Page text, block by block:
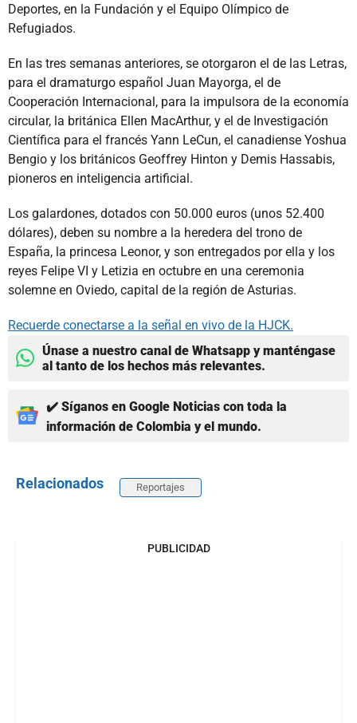
Deportes, en la Fundación y el Equipo Olímpico de
Refugiados.
En las tres semanas anteriores, se otorgaron el de las Letras,
para el dramaturgo español Juan Mayorga, el de
Cooperación Internacional, para la impulsora de la economía
circular, la británica Ellen MacArthur, y el de Investigación
Científica para el francés Yann LeCun, el canadiense Yoshua
Bengio y los británicos Geoffrey Hinton y Demis Hassabis,
pioneros en inteligencia artificial.
Los galardones, dotados con 50.000 euros (unos 52.400
dólares), deben su nombre a la heredera del trono de
España, la princesa Leonor, y son entregados por ella y los
reyes Felipe VI y Letizia en octubre en una ceremonia
solemne en Oviedo, capital de la región de Asturias.
Recuerde conectarse a la señal en vivo de la HJCK.
Únase a nuestro canal de Whatsapp y manténgase
al tanto de los hechos más relevantes.
✔️ Síganos en Google Noticias con toda la
información de Colombia y el mundo.
Relacionados Reportajes
PUBLICIDAD